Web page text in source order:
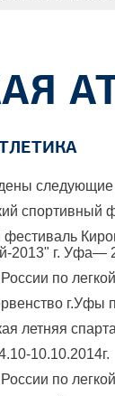
следующие
спортивный
2013" г. Уфа—
по
г.Уфы
летняя
10.10.2014г.
по